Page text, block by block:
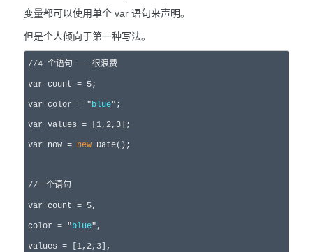
变量都可以使用单个 var 语句来声明。
但是个人倾向于第一种写法。
//4 个语句 —— 很浪费
var count = 5
var color = " blue"
var values = [1,2,3
var now = new Date();
//一个语句
var count = 5,
color = " blue" ,
values = [1,2,3],